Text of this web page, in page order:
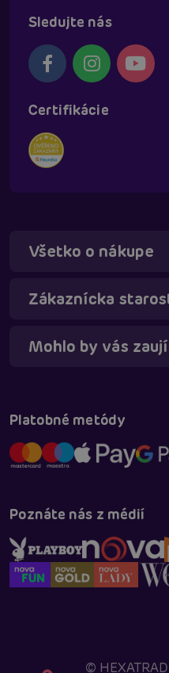
Sledujte nás
Certifikácie
Všetko o nákupe
Zákaznícka
Mohlo by vás
Platobné metódy
Poznáte nás z médií
©
Táňa - virtuálna